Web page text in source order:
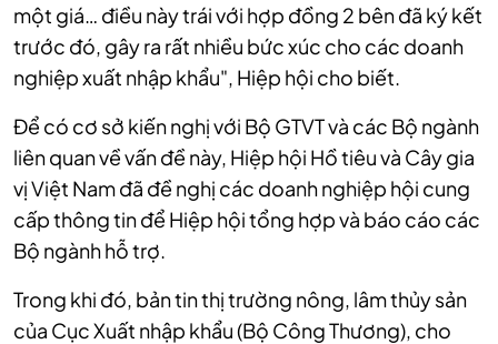
một giá… điều này trái với hợp đồng 2 bên đã ký kết
trước đó, gây ra rất nhiều bức xúc cho các doanh
nghiệp xuất nhập khẩu", Hiệp hội cho biết.
Để có cơ sở kiến nghị với Bộ GTVT và các Bộ ngành
liên quan về vấn đề này, Hiệp hội Hồ tiêu và Cây gia
vị Việt Nam đã đề nghị các doanh nghiệp hội cung
cấp thông tin để Hiệp hội tổng hợp và báo cáo các
Bộ ngành hỗ trợ.
Trong khi đó, bản tin thị trường nông, lâm thủy sản
của Cục Xuất nhập khẩu (Bộ Công Thương), cho